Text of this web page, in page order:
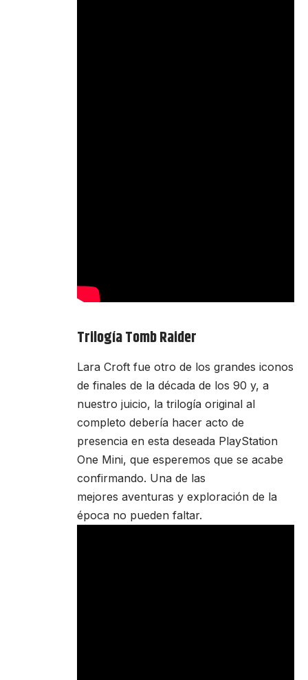
Trilogía Tomb Raider
Lara Croft fue otro de los grandes iconos
de finales de la década de los 90 y, a
nuestro juicio, la trilogía original al
completo debería hacer acto de
presencia en esta deseada PlayStation
One Mini, que esperemos que se acabe
confirmando. Una de las
mejores aventuras y exploración de la
época no pueden faltar.